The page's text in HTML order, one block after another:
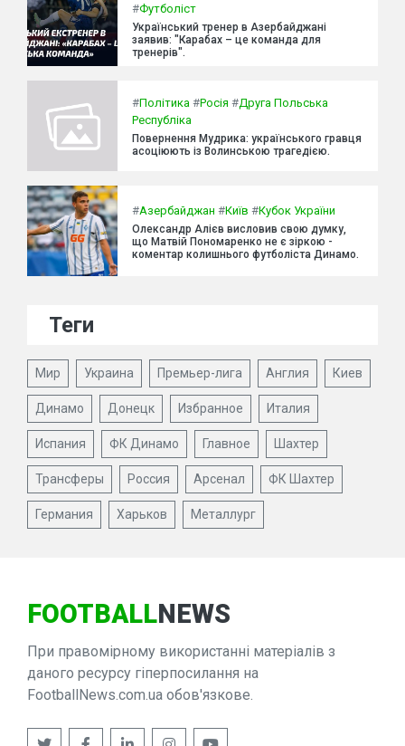
#Футболіст
Український тренер в Азербайджані
заявив: "Карабах – це команда для
тренерів".
#Політика #Росія #Друга Польська
Республіка
Повернення Мудрика: українського гравця
асоціюють із Волинською трагедією.
#Азербайджан #Київ #Кубок України
Олександр Алієв висловив свою думку,
що Матвій Пономаренко не є зіркою -
коментар колишнього футболіста Динамо.
Теги
Мир Украина Премьер-лига Англия Киев
Динамо Донецк Избранное Италия
Испания ФК Динамо Главное Шахтер
Трансферы Россия Арсенал ФК Шахтер
Германия Харьков Металлург
FOOTBALLNEWS
При правомірному використанні матеріалів з
даного ресурсу гіперпосилання на
FootballNews.com.ua обов'язкове.